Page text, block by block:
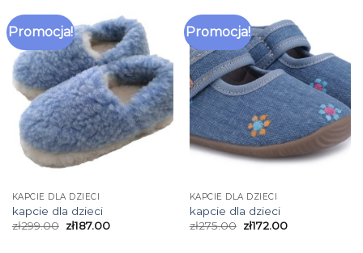
Promocja!
KAPCIE DLA DZIECI
kapcie dla dzieci
zł299.00 zł187.00
Promocja!
KAPCIE DLA DZIECI
kapcie dla dzieci
zł275.00 zł172.00